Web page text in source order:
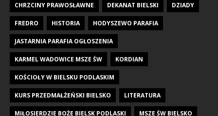
CHRZCINY PRAWOSŁAWNE DEKANAT BIELSKI DZIADY
FREDRO HISTORIA HODYSZEWO PARAFIA
JASTARNIA PARAFIA OGŁOSZENIA
KARMEL WADOWICE MSZE ŚW KORDIAN
KOŚCIOŁY W BIELSKU PODLASKIM
KURS PRZEDMAŁŻEŃSKI BIELSKO LITERATURA
MIŁOSIERDZIE BOŻE BIELSK PODLASKI MSZE ŚW BIELSKO